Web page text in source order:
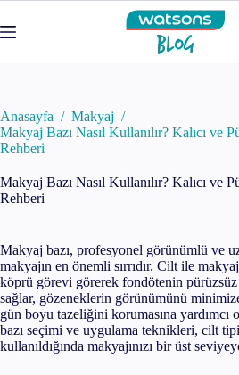
to
content
Anasayfa / Makyaj /
Makyaj Bazı Nasıl Kullanılır? Kalıcı ve
Rehberi
Makyaj Bazı Nasıl Kullanılır? Kalıcı ve
Rehberi
Makyaj bazı, profesyonel görünümlü ve
makyajın en önemli sırrıdır. Cilt ile
köprü görevi görerek fondötenin pürüzsüz
sağlar, gözeneklerin görünümünü
gün boyu tazeliğini korumasına yardımcı
bazı seçimi ve uygulama teknikleri, cilt
kullanıldığında makyajınızı bir üst